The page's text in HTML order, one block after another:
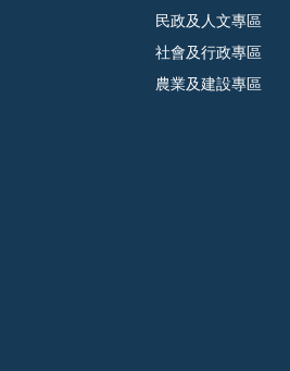
民政及人文專區
社會及行政專區
農業及建設專區